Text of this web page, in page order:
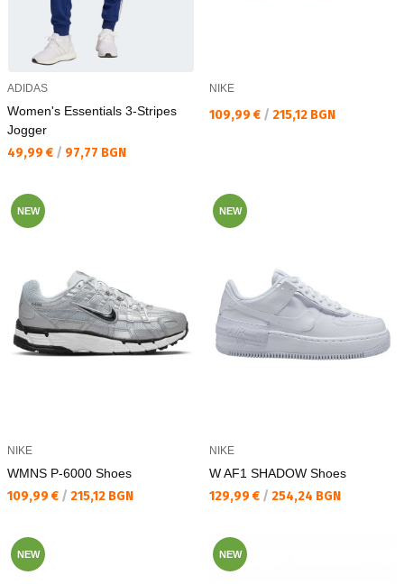
ADIDAS
Women's Essentials 3-Stripes
Jogger
Текуща цена:
49,99 € / 97,77 BGN
NIKE
Текуща цена:
109,99 € / 215,12 BGN
NEW
NIKE
WMNS P-6000 Shoes
Текуща цена:
109,99 € / 215,12 BGN
NEW
NIKE
W AF1 SHADOW Shoes
Текуща цена:
129,99 € / 254,24 BGN
NEW NEW